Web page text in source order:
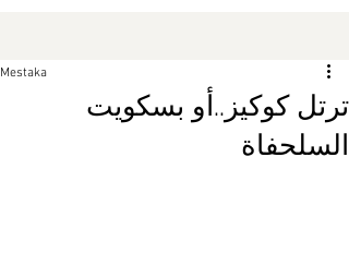
ترتل كوكيز..أو بسكويت
السلحفاة
Mestaka